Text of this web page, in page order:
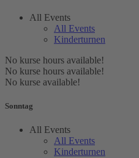
All Events
All Events
Kinderturnen
No kurse hours available!
No kurse hours available!
No kurse available!
Sonntag
All Events
All Events
Kinderturnen